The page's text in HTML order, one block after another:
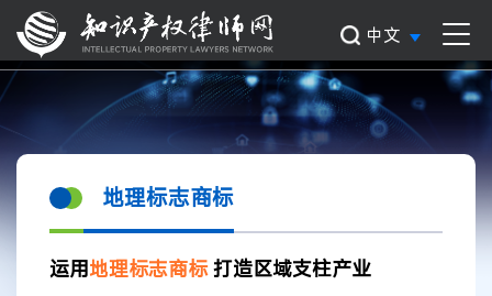
中文
地理标志商标
运用地理标志商标打造区域支柱产业